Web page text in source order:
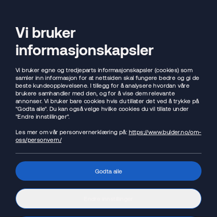
Hjem / Spare / Mikrosparing
Mikrosparing - Spar litt hver
Vi bruker
informasjonskapsler
Vi bruker egne og tredjeparts informasjonskapsler (cookies) som
samler inn informasjon for at nettsiden skal fungere bedre og gi de
beste kundeopplevelsene. I tillegg for å analysere hvordan våre
brukere samhandler med den, og for å vise dem relevante
annonser. Vi bruker bare cookies hvis du tillater det ved å trykke på
"Godta alle". Du kan også velge hvilke cookies du vil tillate under
"Endre innstillinger".
Les mer om vår personvernerklæring på: https://www.bulder.no/om-
oss/personvern/
Godta alle